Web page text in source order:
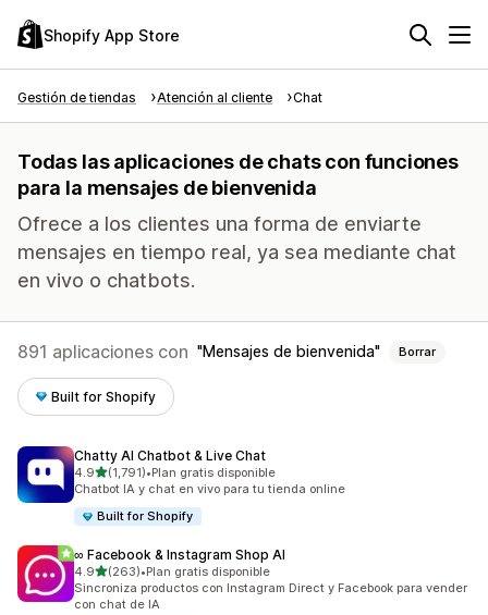
Shopify App Store
Gestión de tiendas Atención al cliente Chat
Todas las aplicaciones de chats con funciones
para la mensajes de bienvenida
Ofrece a los clientes una forma de enviarte
mensajes en tiempo real, ya sea mediante chat
en vivo o chatbots.
891 aplicaciones con Mensajes de bienvenida Borrar
Built for Shopify
Chatty AI Chatbot & Live Chat
4.9de 5 estrellas
(1,791)
1791 reseñas en total
•Plan gratis disponible
Chatbot IA y chat en vivo para tu tienda online
Built for Shopify
∞ Facebook & Instagram Shop AI
4.9de 5 estrellas
(263)
263 reseñas en total
•Plan gratis disponible
Sincroniza productos con Instagram Direct y Facebook para vender
con chat de IA